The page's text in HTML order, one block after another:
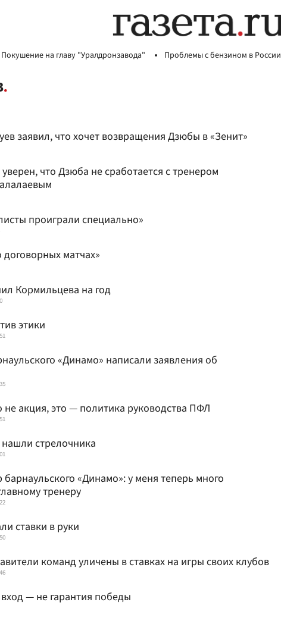
Покушение на главу "Уралдронзавода" Проблемы с бензином в России
заявил, что хочет возвращения Дзюбы в «Зенит»
что Дзюба не сработается с тренером
проиграли специально»
договорных матчах»
Кормильцева на год
этики
«Динамо» написали заявления об
не акция, это — политика руководства ПФЛ
стрелочника
барнаульского «Динамо»: у меня теперь много
тренеру
ставки в руки
команд уличены в ставках на игры своих клубов
— не гарантия победы